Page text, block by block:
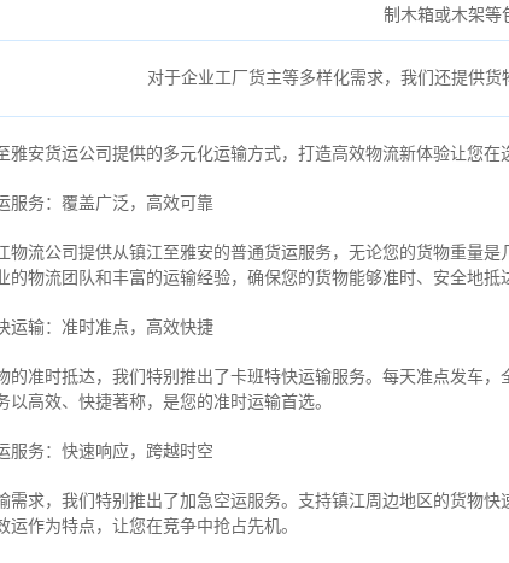
制木箱或木架等
对于企业工厂货主等多样化需求，我们还提供货
雅安货运公司提供的多元化运输方式，打造高效物流新体验让您在
服务：覆盖广泛，高效可靠
物流公司提供从镇江至雅安的普通货运服务，无论您的货物重量
的物流团队和丰富的运输经验，确保您的货物能够准时、安全地抵
运输：准时准点，高效快捷
的准时抵达，我们特别推出了卡班特快运输服务。每天准点发车
以高效、快捷著称，是您的准时运输首选。
服务：快速响应，跨越时空
需求，我们特别推出了加急空运服务。支持镇江周边地区的货物
运作为特点，让您在竞争中抢占先机。